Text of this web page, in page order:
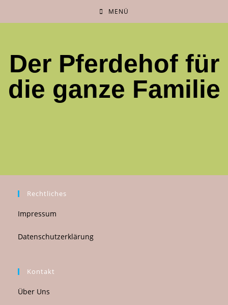
MENÜ
Der Pferdehof für
die ganze Familie
Rechtliches
Impressum
Datenschutzerklärung
Kontakt
Über Uns